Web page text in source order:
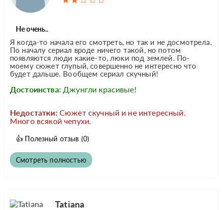
Не очень..
Я когда-то начала его смотреть, но так и не досмотрела.
По началу сериал вроде ничего такой, но потом
появляются люди какие-то, люки под землей. По-
моему сюжет глупый, совершенно не интересно что
будет дальше. Вообщем сериал скучный!
Достоинства: Джунгли красивые!
Недостатки: Сюжет скучный и не интересный.
Много всякой чепухи.
👍 Полезный отзыв (0)
Смотреть полностью
Tatiana